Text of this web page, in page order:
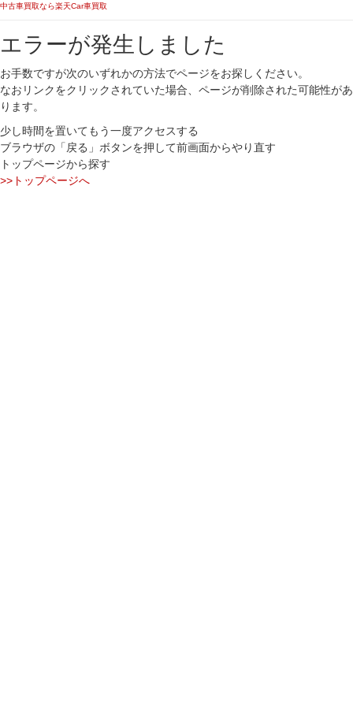
中古車買取なら楽天Car車買取
エラーが発生しました
お手数ですが次のいずれかの方法でページをお探しください。
なおリンクをクリックされていた場合、ページが削除された可能性があ
ります。
少し時間を置いてもう一度アクセスする
ブラウザの「戻る」ボタンを押して前画面からやり直す
トップページから探す
>>トップページへ